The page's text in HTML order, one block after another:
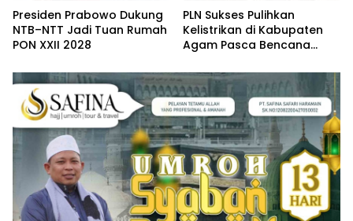
Presiden Prabowo Dukung
NTB–NTT Jadi Tuan Rumah
PON XXII 2028
PLN Sukses Pulihkan
Kelistrikan di Kabupaten
Agam Pasca Bencana